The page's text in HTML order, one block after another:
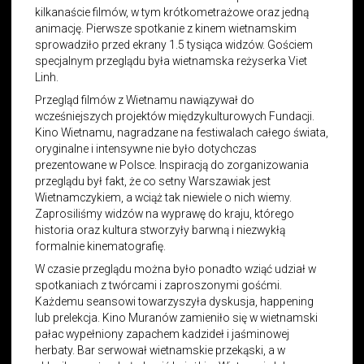
kilkanaście filmów, w tym krótkometrażowe oraz jedną
animację. Pierwsze spotkanie z kinem wietnamskim
sprowadziło przed ekrany 1.5 tysiąca widzów. Gościem
specjalnym przeglądu była wietnamska reżyserka Viet
Linh.
Przegląd filmów z Wietnamu nawiązywał do
wcześniejszych projektów międzykulturowych Fundacji.
Kino Wietnamu, nagradzane na festiwalach całego świata,
oryginalne i intensywne nie było dotychczas
prezentowane w Polsce. Inspiracją do zorganizowania
przeglądu był fakt, że co setny Warszawiak jest
Wietnamczykiem, a wciąż tak niewiele o nich wiemy.
Zaprosiliśmy widzów na wyprawę do kraju, którego
historia oraz kultura stworzyły barwną i niezwykłą
formalnie kinematografię.
W czasie przeglądu można było ponadto wziąć udział w
spotkaniach z twórcami i zaproszonymi gośćmi.
Każdemu seansowi towarzyszyła dyskusja, happening
lub prelekcja. Kino Muranów zamieniło się w wietnamski
pałac wypełniony zapachem kadzideł i jaśminowej
herbaty. Bar serwował wietnamskie przekąski, a w